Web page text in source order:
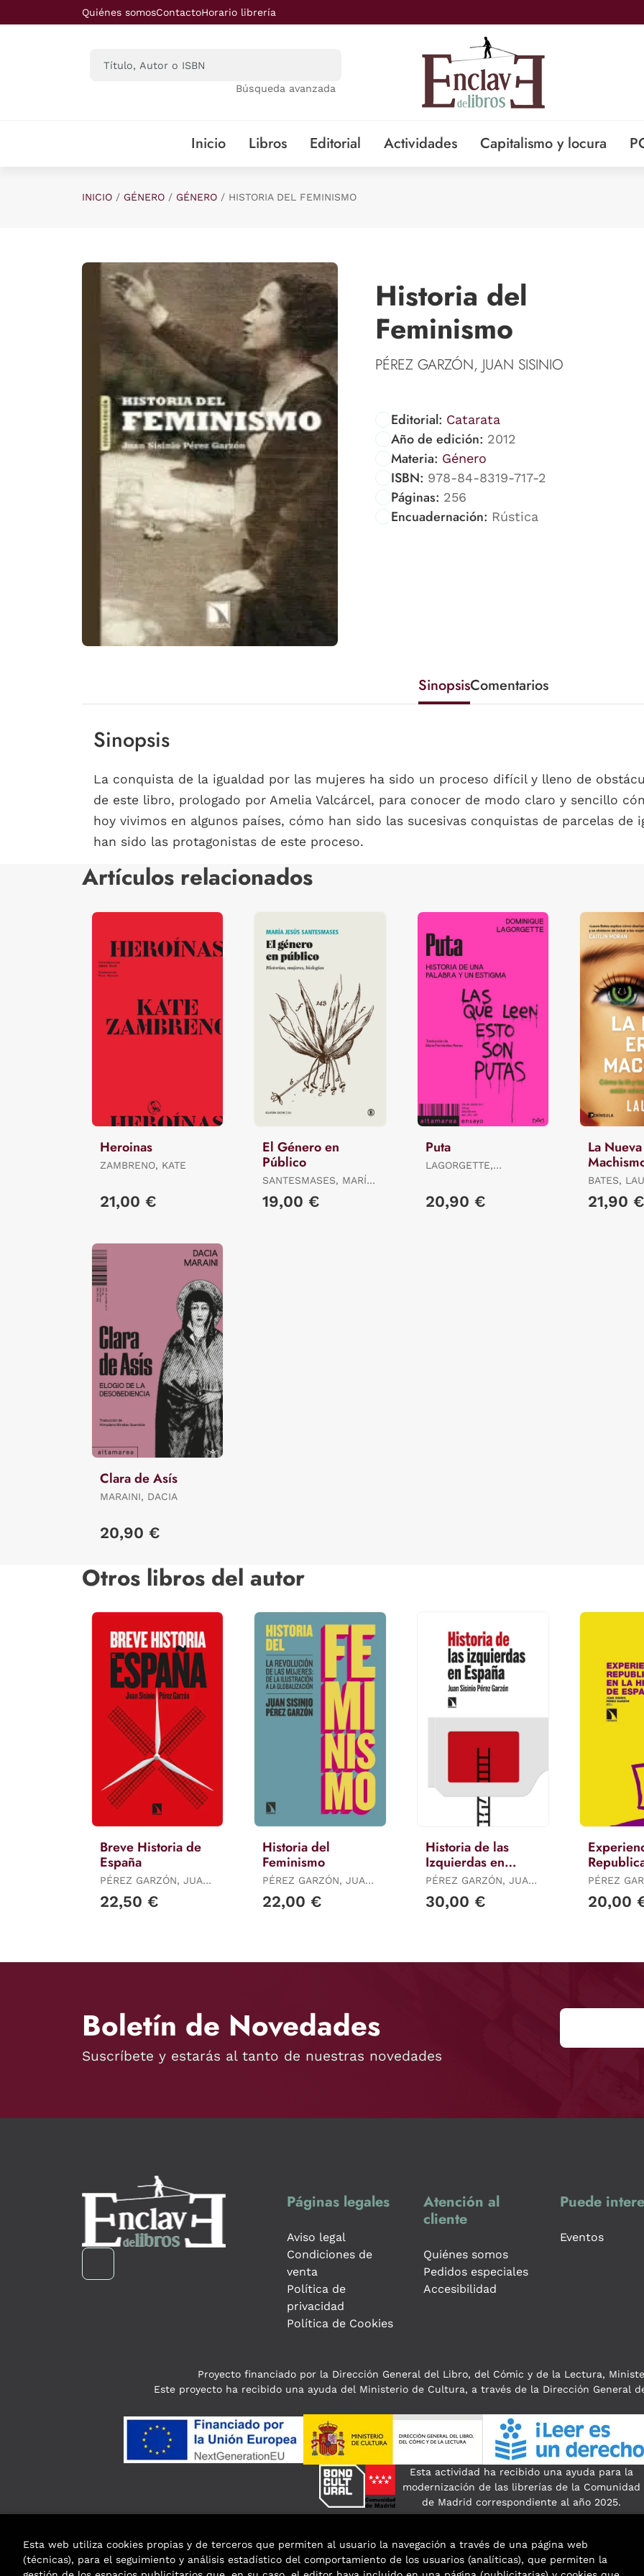
Saltar al contenido principal
Quiénes somosContactoHorario librería
Búsqueda avanzada
Inicio Libros Editorial Actividades Capitalismo y locura
INICIO GÉNERO GÉNERO HISTORIA DEL FEMINISMO
Historia del
Feminismo
PÉREZ GARZÓN, JUAN SISINIO
Editorial: Catarata
Año de edición: 2012
Materia: Género
ISBN: 978-84-8319-717-2
Páginas: 256
Encuadernación: Rústica
SinopsisComentarios
Sinopsis
La conquista de la igualdad por las mujeres ha sido un proceso difícil y lleno de
de este libro, prologado por Amelia Valcárcel, para conocer de modo claro y sencillo
hoy vivimos en algunos países, cómo han sido las sucesivas conquistas de parcelas de
han sido las protagonistas de este proceso.
Artículos relacionados
Heroinas
ZAMBRENO, KATE
21,00 €
El Género en
Público
SANTESMASES, MARÍA
19,00 €
Puta
LAGORGETTE,
20,90 €
La
BATES,
21,90 €
Clara de Asís
MARAINI, DACIA
20,90 €
Otros libros del autor
Breve Historia de
España
PÉREZ GARZÓN, JUAN
SISINIO
22,50 €
Historia del
Feminismo
PÉREZ GARZÓN, JUAN
SISINIO
22,00 €
Historia de las
Izquierdas en
España
PÉREZ GARZÓN, JUAN
SISINIO
30,00 €
Historia
PÉREZ
SISINIO
20,00
Boletín de Novedades
Suscríbete y estarás al tanto de nuestras novedades
Páginas legales
Aviso legal
Condiciones de
venta
Política de
privacidad
Política de Cookies
Atención al
cliente
Quiénes somos
Pedidos especiales
Accesibilidad
Puede
Eventos
Proyecto financiado por la Dirección General del Libro, del Cómic y de la Lectura,
Este proyecto ha recibido una ayuda del Ministerio de Cultura, a través de la Dirección General
Esta actividad ha recibido una ayuda para la
modernización de las librerías de la Comunidad
de Madrid correspondiente al año 2025.
Esta web utiliza cookies propias y de terceros que permiten al usuario la navegación a través de una página web
(técnicas), para el seguimiento y análisis estadístico del comportamiento de los usuarios (analíticas), que permiten la